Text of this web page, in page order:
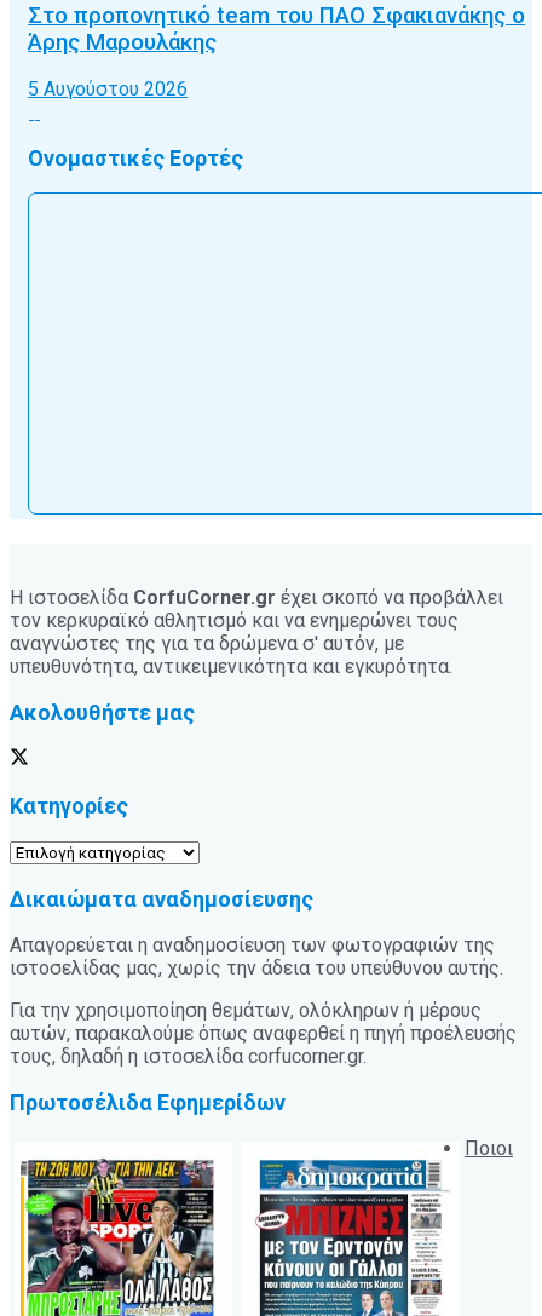
Στο προπονητικό team του ΠΑΟ Σφακιανάκης ο
Άρης Μαρουλάκης
5 Αυγούστου 2026
Ονομαστικές Εορτές
Η ιστοσελίδα CorfuCorner.gr έχει σκοπό να προβάλλει
τον κερκυραϊκό αθλητισμό και να ενημερώνει τους
αναγνώστες της για τα δρώμενα σ' αυτόν, με
υπευθυνότητα, αντικειμενικότητα και εγκυρότητα.
Ακολουθήστε μας
Κατηγορίες
Κατηγορίες
Δικαιώματα αναδημοσίευσης
Απαγορεύεται η αναδημοσίευση των φωτογραφιών της
ιστοσελίδας μας, χωρίς την άδεια του υπεύθυνου αυτής.
Για την χρησιμοποίηση θεμάτων, ολόκληρων ή μέρους
αυτών, παρακαλούμε όπως αναφερθεί η πηγή προέλευσής
τους, δηλαδή η ιστοσελίδα corfucorner.gr.
Πρωτοσέλιδα Εφημερίδων
Ποιοι